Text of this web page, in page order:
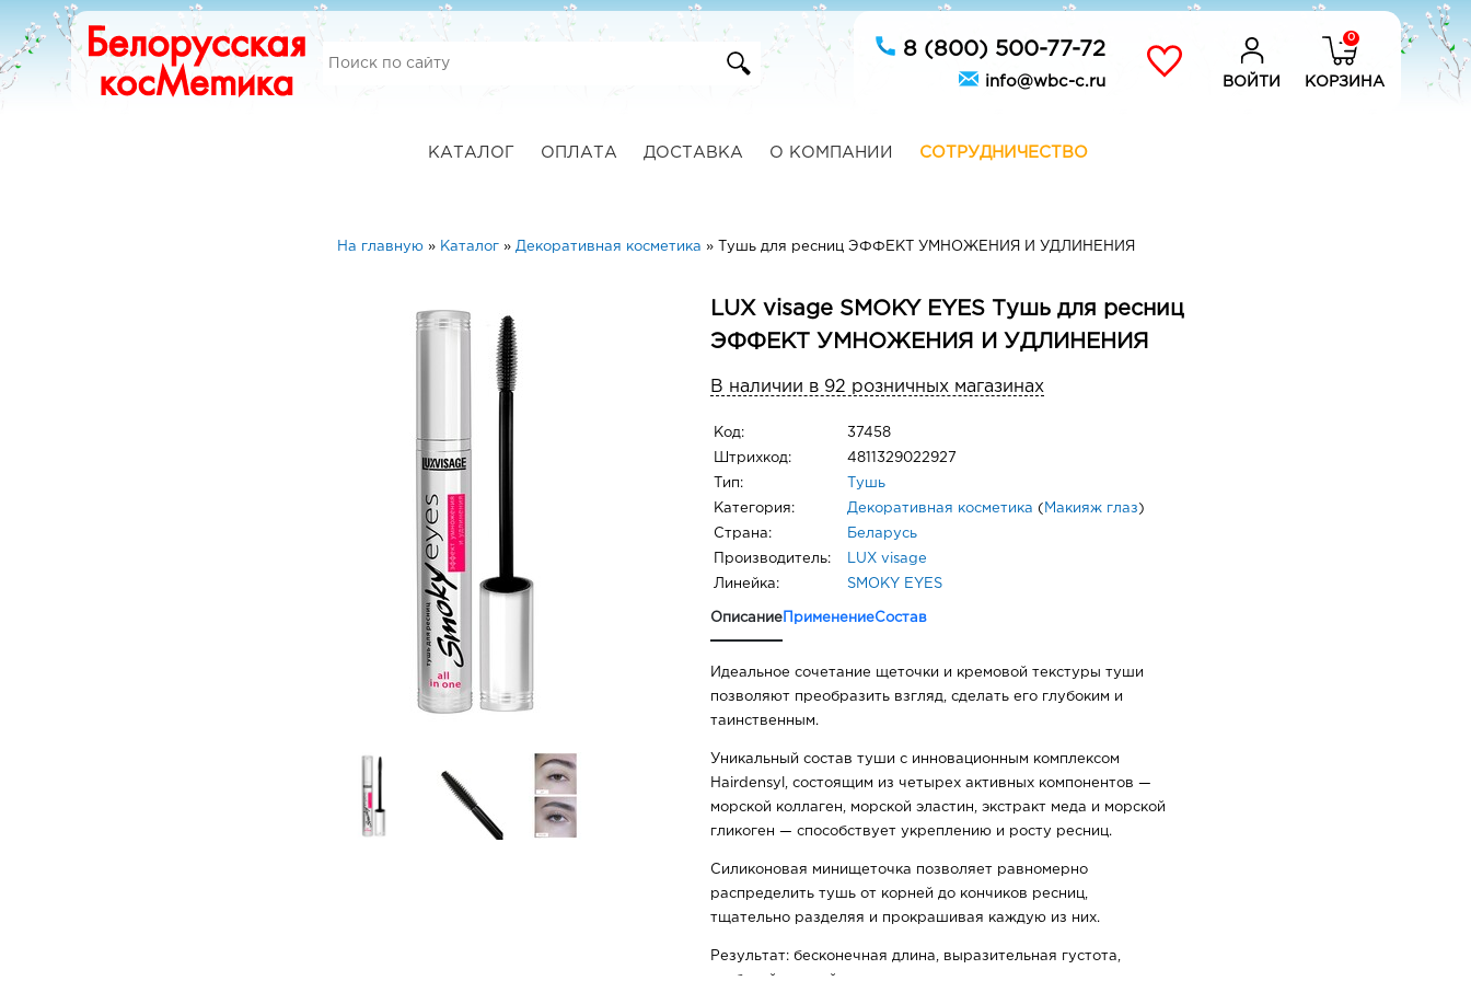
8 (800) 500-77-72
info@wbc-c.ru ВОЙТИ
0
КОРЗИНА
КАТАЛОГ ОПЛАТА ДОСТАВКА О КОМПАНИИ СОТРУДНИЧЕСТВО
На главную» Каталог» Декоративная косметика » Тушь для ресниц ЭФФЕКТ УМНОЖЕНИЯ И УДЛИНЕНИЯ
LUX visage SMOKY EYES Тушь для ресниц
ЭФФЕКТ УМНОЖЕНИЯ И УДЛИНЕНИЯ
В наличии в 92 розничных магазинах
Код: 37458
Штрихкод: 4811329022927
Тип: Тушь
Категория: Декоративная косметика ( Макияж глаз )
Страна: Беларусь
Производитель: LUX visage
Линейка: SMOKY EYES
Описание ПрименениеСостав
Идеальное сочетание щеточки и кремовой текстуры туши
позволяют преобразить взгляд, сделать его глубоким и
таинственным.
Уникальный состав туши c инновационным комплексом
Hairdensyl, состоящим из четырех активных компонентов —
морской коллаген, морской эластин, экстракт меда и морской
гликоген — способствует укреплению и росту ресниц.
Силиконовая минищеточка позволяет равномерно
распределить тушь от корней до кончиков ресниц,
тщательно разделяя и прокрашивая каждую из них.
Результат: бесконечная длина, выразительная густота,